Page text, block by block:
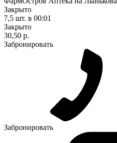
Закрыто
7,5 шт. в 00:01
Закрыто
30,50 р.
Забронировать
Забронировать